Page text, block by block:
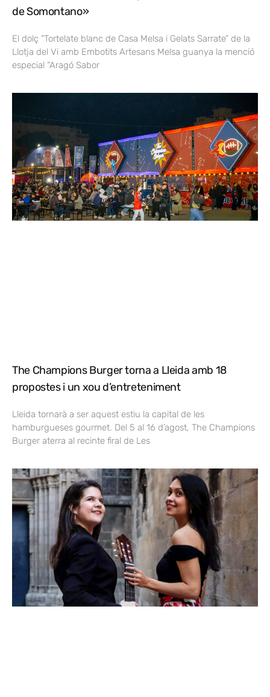
de Somontano»
El dolç “Tortelate blanc de Casa Melsa i Gelats Sarrate” de la
Llotja del Vi amb Embotits Artesans Melsa guanya la menció
especial “Aragó Sabor
The Champions Burger torna a Lleida amb 18
propostes i un xou d’entreteniment
Lleida tornarà a ser aquest estiu la capital de les
hamburgueses gourmet. Del 5 al 16 d’agost, The Champions
Burger aterra al recinte firal de Les